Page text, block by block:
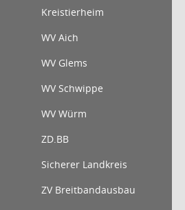
Kreistierheim
WV Aich
WV Glems
WV Schwippe
WV Würm
ZD.BB
Sicherer Landkreis
ZV Breitbandausbau